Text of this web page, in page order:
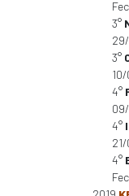
3°
3°
4°
4°
4°